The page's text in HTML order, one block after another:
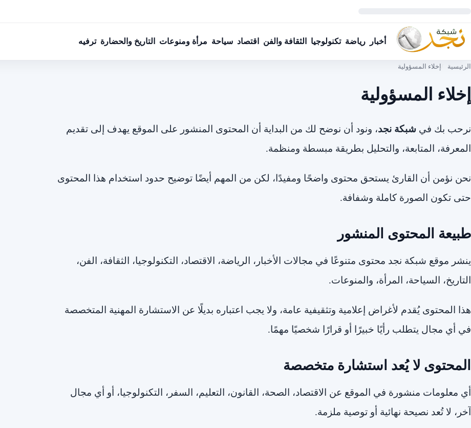
أخبار رياضة تكنولوجيا الثقافة والفن اقتصاد سياحة مرأة ومنوعات التاريخ والحضارة ترفيه
الرئيسية
إخلاء المسؤولية
إخلاء المسؤولية
نرحب بك في شبكة نجد، ونود أن نوضح لك من البداية أن المحتوى المنشور على الموقع يهدف إلى تقديم
المعرفة، المتابعة، والتحليل بطريقة مبسطة ومنظمة.
نحن نؤمن أن القارئ يستحق محتوى واضحًا ومفيدًا، لكن من المهم أيضًا توضيح حدود استخدام هذا المحتوى
حتى تكون الصورة كاملة وشفافة.
طبيعة المحتوى المنشور
ينشر موقع شبكة نجد محتوى متنوعًا في مجالات الأخبار، الرياضة، الاقتصاد، التكنولوجيا، الثقافة، الفن،
التاريخ، السياحة، المرأة، والمنوعات.
هذا المحتوى يُقدم لأغراض إعلامية وتثقيفية عامة، ولا يجب اعتباره بديلًا عن الاستشارة المهنية المتخصصة
في أي مجال يتطلب رأيًا خبيرًا أو قرارًا شخصيًا مهمًا.
المحتوى لا يُعد استشارة متخصصة
أي معلومات منشورة في الموقع عن الاقتصاد، الصحة، القانون، التعليم، السفر، التكنولوجيا، أو أي مجال
آخر، لا تُعد نصيحة نهائية أو توصية ملزمة.